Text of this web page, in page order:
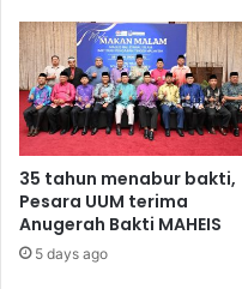
35 tahun menabur bakti,
Pesara UUM terima
Anugerah Bakti MAHEIS
5 days ago